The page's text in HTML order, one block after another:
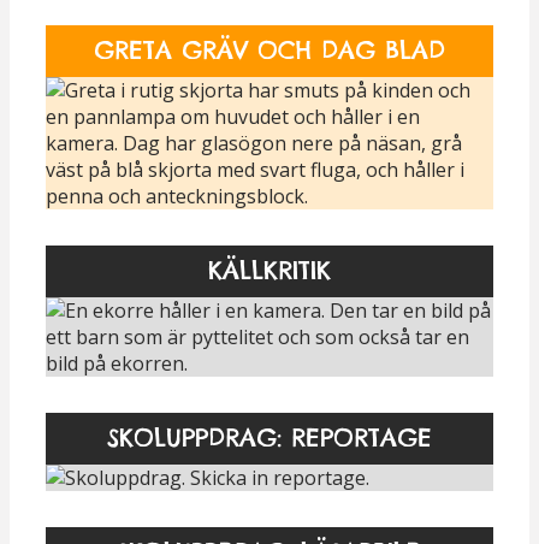
GRETA GRÄV OCH DAG BLAD
KÄLLKRITIK
SKOLUPPDRAG: REPORTAGE